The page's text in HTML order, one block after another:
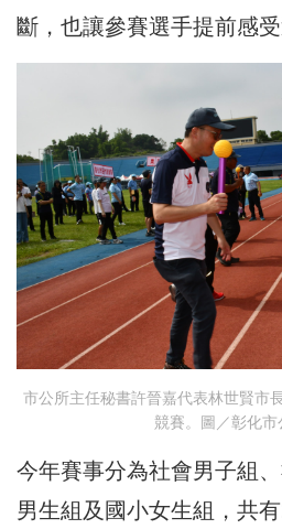
斷，也讓參賽選手提前感
市公所主任秘書許晉嘉代表林世賢市
競賽。圖／彰化市
今年賽事分為社會男子組
男生組及國小女生組，共有